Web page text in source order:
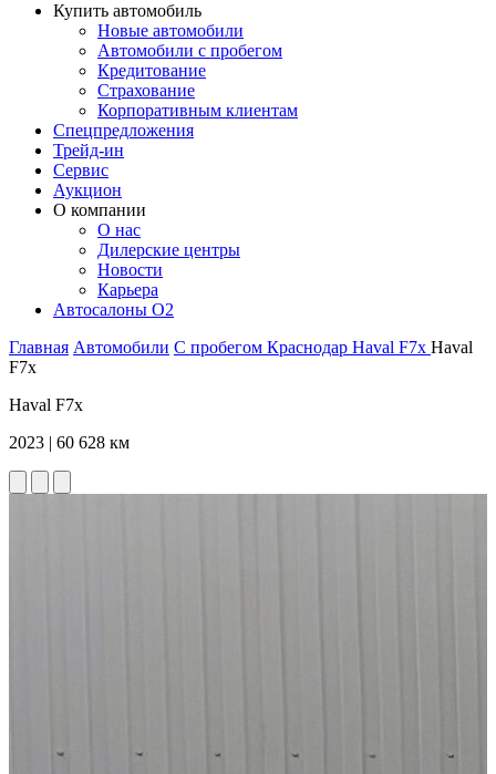
Купить автомобиль
Новые автомобили
Автомобили с пробегом
Кредитование
Страхование
Корпоративным клиентам
Спецпредложения
Трейд-ин
Сервис
Аукцион
О компании
О нас
Дилерские центры
Новости
Карьера
Автосалоны O2
Главная Автомобили С пробегом Краснодар Haval F7x Haval
F7x
Haval F7x
2023 | 60 628 км